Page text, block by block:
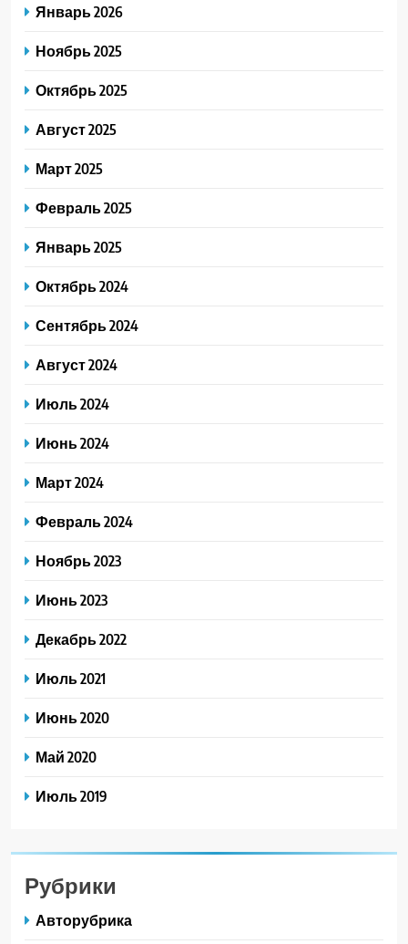
Январь 2026
Ноябрь 2025
Октябрь 2025
Август 2025
Март 2025
Февраль 2025
Январь 2025
Октябрь 2024
Сентябрь 2024
Август 2024
Июль 2024
Июнь 2024
Март 2024
Февраль 2024
Ноябрь 2023
Июнь 2023
Декабрь 2022
Июль 2021
Июнь 2020
Май 2020
Июль 2019
Рубрики
Авторубрика